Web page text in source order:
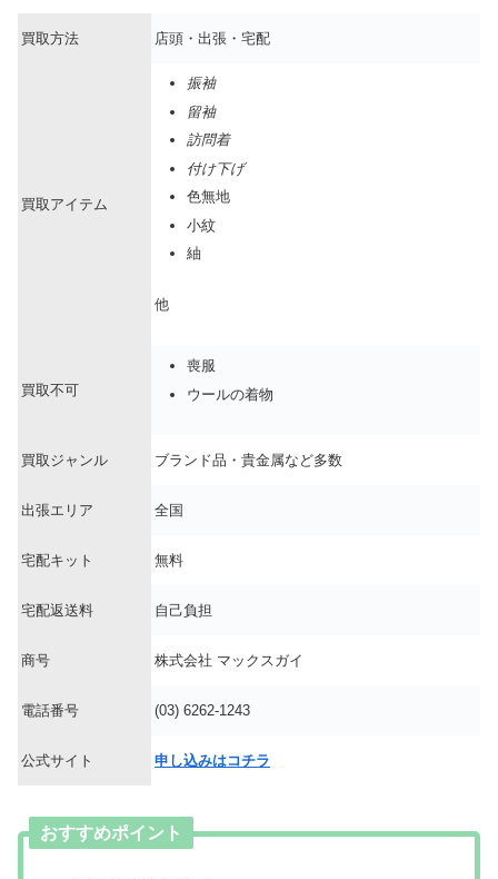
買取方法 店頭・出張・宅配
買取アイテム
振袖
留袖
訪問着
付け下げ
色無地
小紋
紬
他
買取不可
喪服
ウールの着物
買取ジャンル ブランド品・貴金属など多数
出張エリア 全国
宅配キット 無料
宅配返送料 自己負担
商号 株式会社 マックスガイ
電話番号 (03) 6262-1243
公式サイト 申し込みはコチラ
おすすめポイント